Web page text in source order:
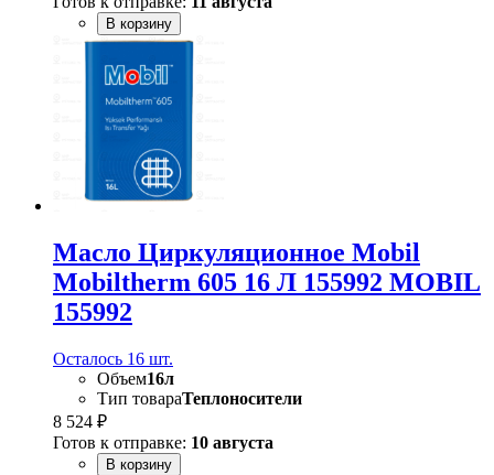
В корзину
Масло Циркуляционное Mobil
Mobiltherm 605 16 Л 155992 MOBIL
155992
Осталось 16 шт.
Объем16л
Тип товараТеплоносители
8 524 ₽
Готов к отправке: 10 августа
В корзину